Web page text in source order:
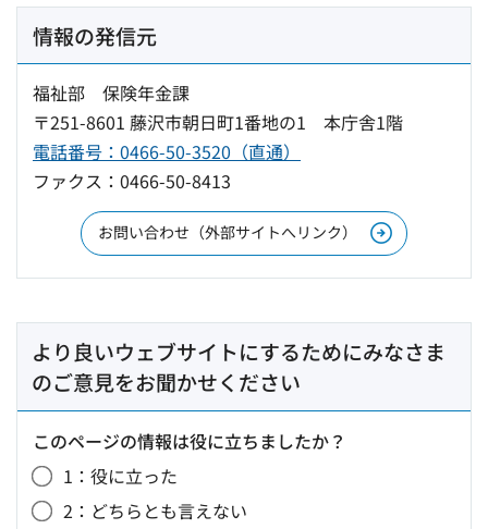
情報の発信元
福祉部 保険年金課
〒251-8601 藤沢市朝日町1番地の1 本庁舎1階
電話番号：0466-50-3520（直通）
ファクス：0466-50-8413
お問い合わせ（外部サイトへリンク）
より良いウェブサイトにするためにみなさま
のご意見をお聞かせください
このページの情報は役に立ちましたか？
1：役に立った
2：どちらとも言えない